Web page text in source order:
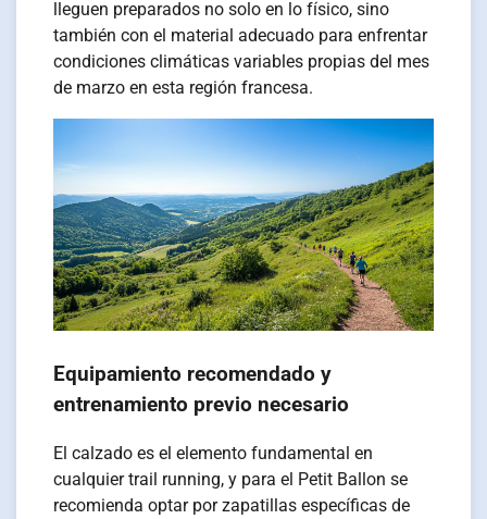
lleguen preparados no solo en lo físico, sino
también con el material adecuado para enfrentar
condiciones climáticas variables propias del mes
de marzo en esta región francesa.
Equipamiento recomendado y
entrenamiento previo necesario
El calzado es el elemento fundamental en
cualquier trail running, y para el Petit Ballon se
recomienda optar por zapatillas específicas de